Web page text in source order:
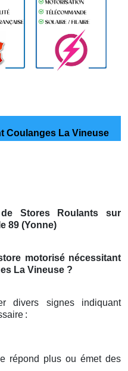
Coulanges La Vineuse
Stores Roulants sur
89 (Yonne)
motorisé nécessitant
La Vineuse ?
divers signes indiquant
:
répond plus ou émet des